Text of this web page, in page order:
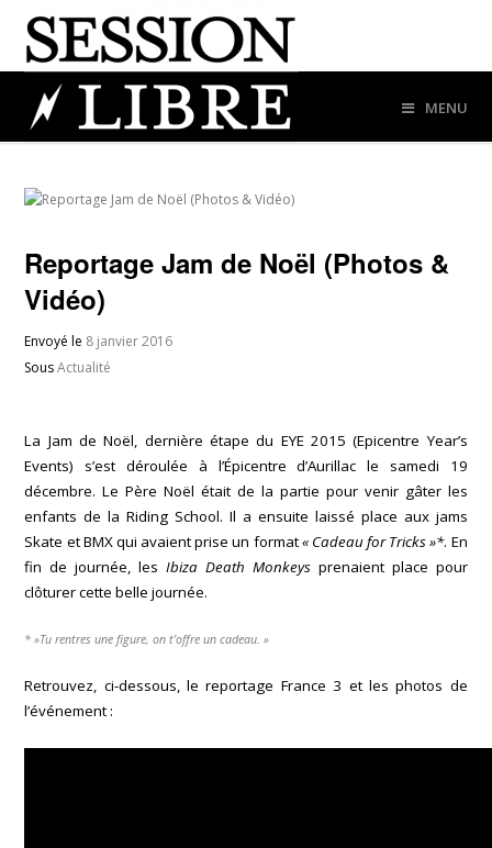
MENU
Reportage Jam de Noël (Photos &
Vidéo)
Envoyé le 8 janvier 2016
SousActualité
La Jam de Noël, dernière étape du EYE 2015 (Epicentre Year’s
Events) s’est déroulée à l’Épicentre d’Aurillac le samedi 19
décembre. Le Père Noël était de la partie pour venir gâter les
enfants de la Riding School. Il a ensuite laissé place aux jams
Skate et BMX qui avaient prise un format« Cadeau for Tricks »*. En
fin de journée, lesIbiza Death Monkeysprenaient place pour
clôturer cette belle journée.
* »Tu rentres une figure, on t’offre un cadeau. »
Retrouvez, ci-dessous, le reportage France 3 et les photos de
l’événement :